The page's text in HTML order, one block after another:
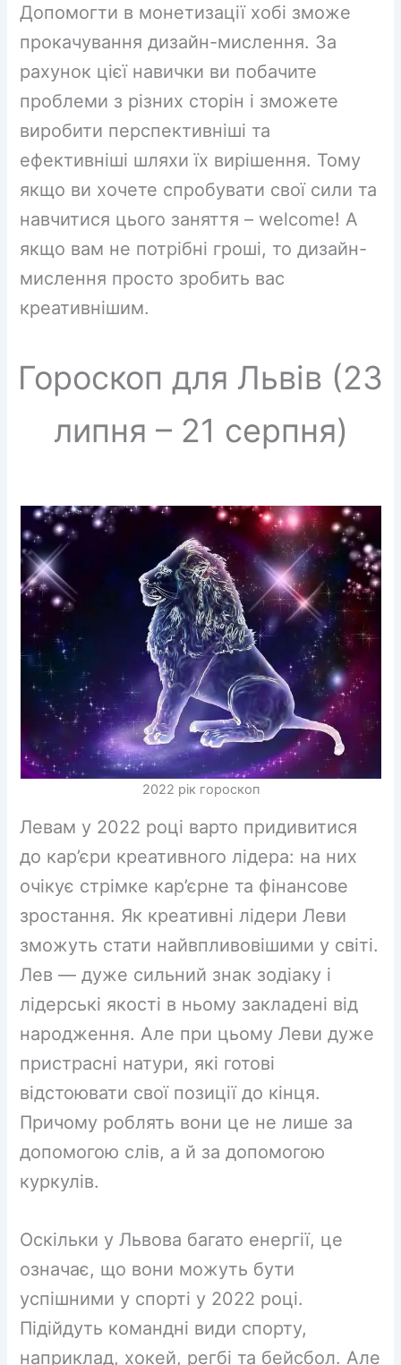
Допомогти в монетизації хобі зможе
прокачування дизайн-мислення. За
рахунок цієї навички ви побачите
проблеми з різних сторін і зможете
виробити перспективніші та
ефективніші шляхи їх вирішення. Тому
якщо ви хочете спробувати свої сили та
навчитися цього заняття – welcome! А
якщо вам не потрібні гроші, то дизайн-
мислення просто зробить вас
креативнішим.
Гороскоп для Львів (23
липня – 21 серпня)
2022 рік гороскоп
Левам у 2022 році варто придивитися
до кар’єри креативного лідера: на них
очікує стрімке кар’єрне та фінансове
зростання. Як креативні лідери Леви
зможуть стати найвпливовішими у світі.
Лев — дуже сильний знак зодіаку і
лідерські якості в ньому закладені від
народження. Але при цьому Леви дуже
пристрасні натури, які готові
відстоювати свої позиції до кінця.
Причому роблять вони це не лише за
допомогою слів, а й за допомогою
куркулів.
Оскільки у Львова багато енергії, це
означає, що вони можуть бути
успішними у спорті у 2022 році.
Підійдуть командні види спорту,
наприклад, хокей, регбі та бейсбол. Але